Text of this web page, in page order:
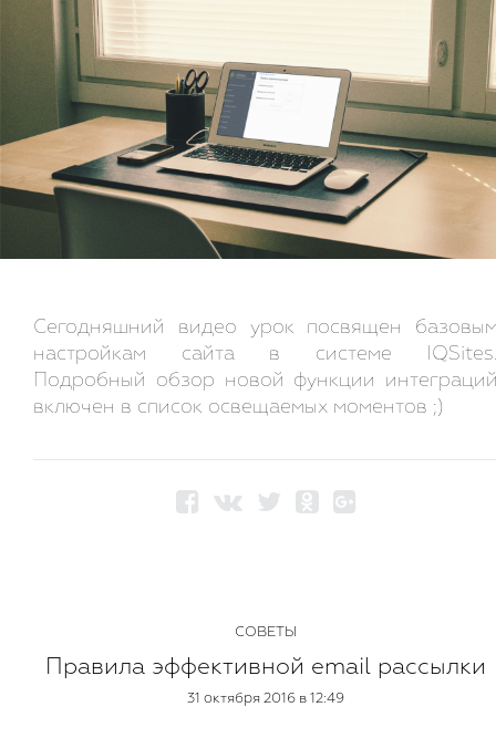
Сегодняшний видео урок посвящен
настройкам сайта в системе
Подробный обзор новой функции
включен в список освещаемых моментов ;)
СОВЕТЫ
Правила эффективной email рассылки
31 октября 2016 в 12:49